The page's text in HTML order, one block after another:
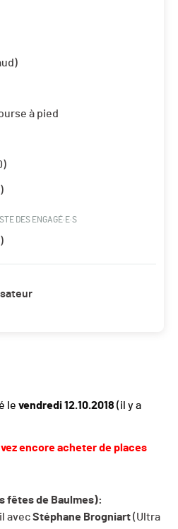
à pied
DES ENGAGÉ·E·S
le vendredi 12.10.2018 (il y a
encore acheter de places
fêtes de Baulmes):
avecStéphane Brogniart(Ultra